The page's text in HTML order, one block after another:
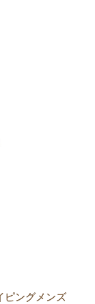
ピングメンズ